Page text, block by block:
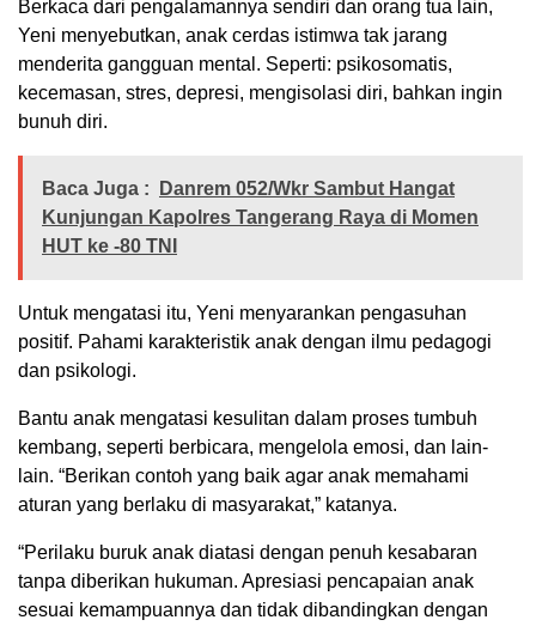
Berkaca dari pengalamannya sendiri dan orang tua lain,
Yeni menyebutkan, anak cerdas istimwa tak jarang
menderita gangguan mental. Seperti: psikosomatis,
kecemasan, stres, depresi, mengisolasi diri, bahkan ingin
bunuh diri.
Baca Juga :
Danrem 052/Wkr Sambut Hangat
Kunjungan Kapolres Tangerang Raya di Momen
HUT ke -80 TNI
Untuk mengatasi itu, Yeni menyarankan pengasuhan
positif. Pahami karakteristik anak dengan ilmu pedagogi
dan psikologi.
Bantu anak mengatasi kesulitan dalam proses tumbuh
kembang, seperti berbicara, mengelola emosi, dan lain-
lain. “Berikan contoh yang baik agar anak memahami
aturan yang berlaku di masyarakat,” katanya.
“Perilaku buruk anak diatasi dengan penuh kesabaran
tanpa diberikan hukuman. Apresiasi pencapaian anak
sesuai kemampuannya dan tidak dibandingkan dengan